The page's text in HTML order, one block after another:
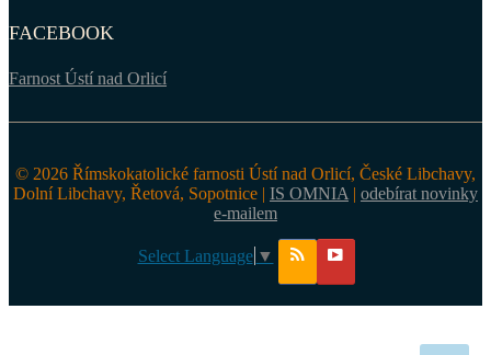
FACEBOOK
Farnost Ústí nad Orlicí
© 2026 Římskokatolické farnosti Ústí nad Orlicí, České Libchavy,
Dolní Libchavy, Řetová, Sopotnice | IS OMNIA | odebírat novinky
e-mailem
Select Language ▼